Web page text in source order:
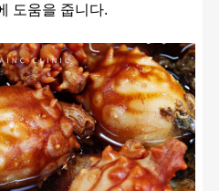
도움을 줍니다.